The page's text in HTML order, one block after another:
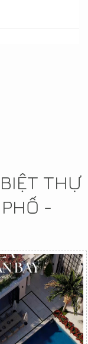
THỰ
-